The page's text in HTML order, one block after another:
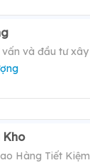
Kho
Hàng Tiết Kiệm